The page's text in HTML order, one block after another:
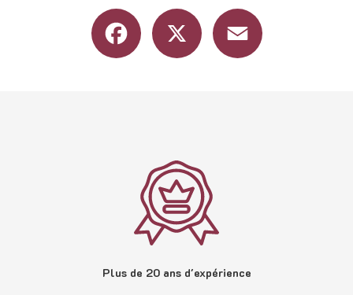
Facebook
Plus de 20 ans d'expérience